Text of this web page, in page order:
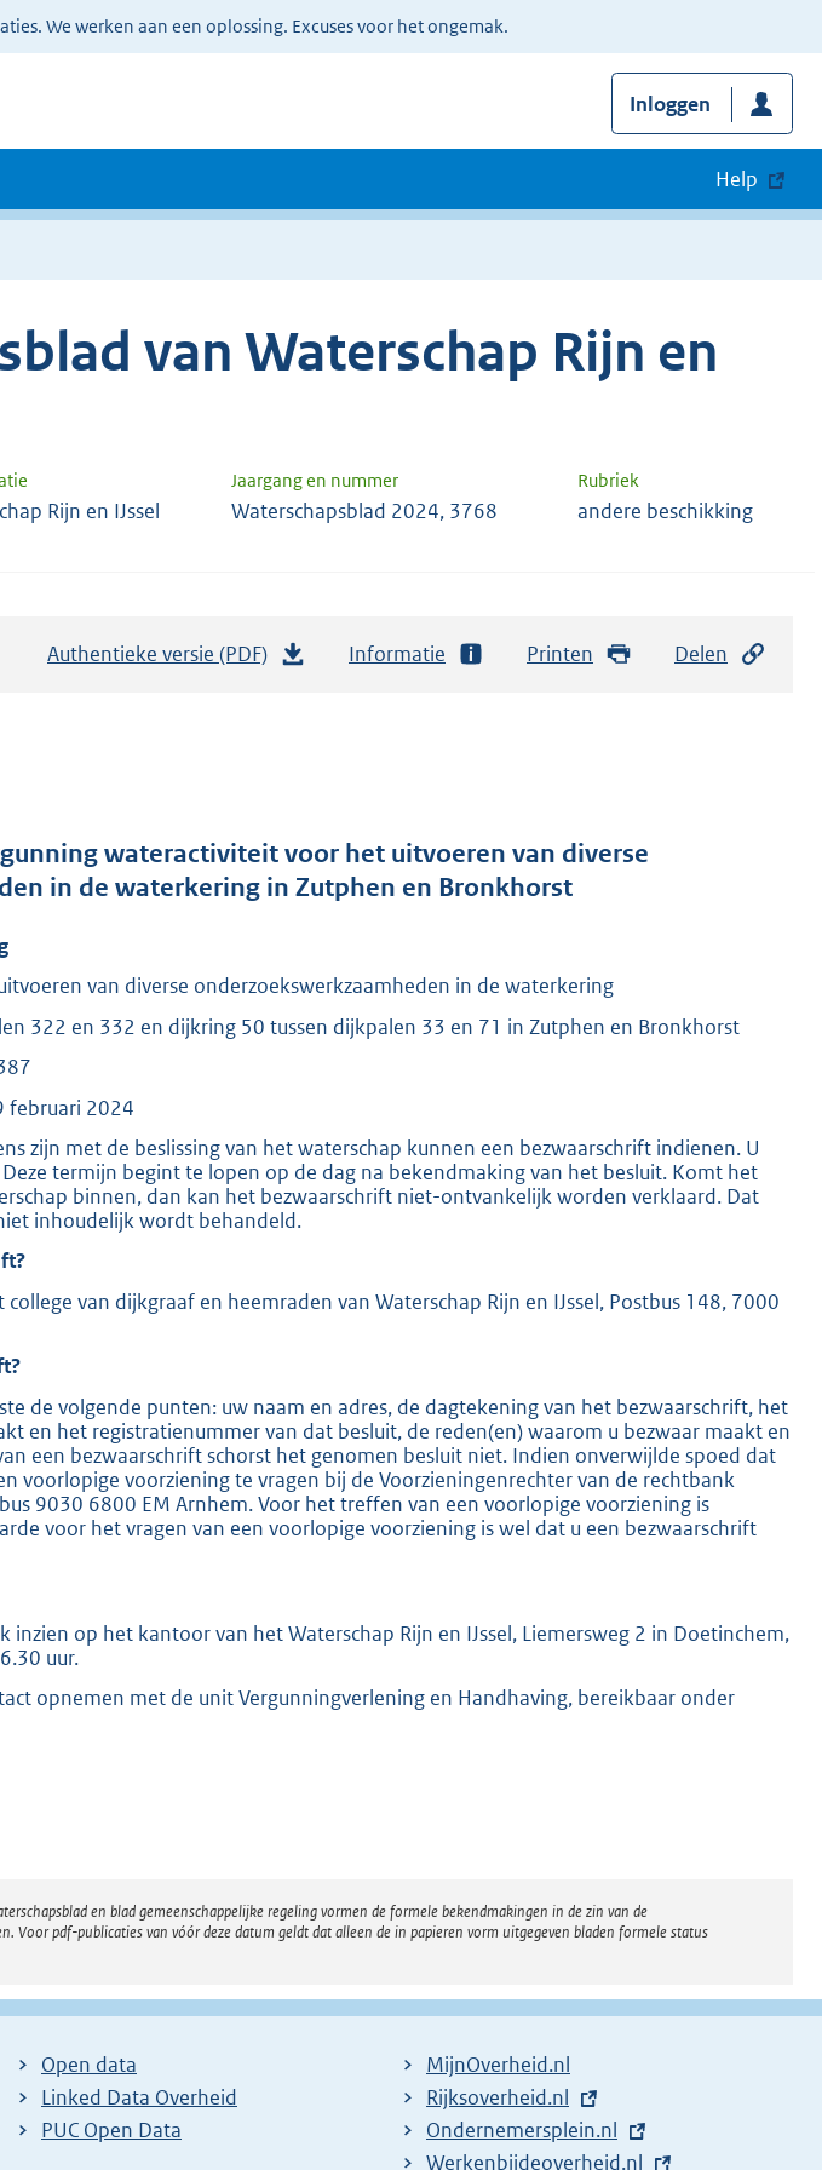
We werken aan een oplossing. Excuses voor het ongemak.
Inloggen
Help
van Waterschap Rijn en
Jaargang en nummer Rubriek
Rijn en IJssel Waterschapsblad 2024, 3768 andere beschikking
Authentieke versie (PDF)
d
s
o
:
2
0
b
Informatie Printen Delen
wateractiviteit voor het uitvoeren van diverse
in de waterkering in Zutphen en Bronkhorst
van diverse onderzoekswerkzaamheden in de waterkering
322 en 332 en dijkring 50 tussen dijkpalen 33 en 71 in Zutphen en Bronkhorst
februari 2024
zijn met de beslissing van het waterschap kunnen een bezwaarschrift indienen. U
termijn begint te lopen op de dag na bekendmaking van het besluit. Komt het
binnen, dan kan het bezwaarschrift niet-ontvankelijk worden verklaard. Dat
inhoudelijk wordt behandeld.
van dijkgraaf en heemraden van Waterschap Rijn en IJssel, Postbus 148, 7000
de volgende punten: uw naam en adres, de dagtekening van het bezwaarschrift, het
en het registratienummer van dat besluit, de reden(en) waarom u bezwaar maakt en
een bezwaarschrift schorst het genomen besluit niet. Indien onverwijlde spoed dat
voorlopige voorziening te vragen bij de Voorzieningenrechter van de rechtbank
9030 6800 EM Arnhem. Voor het treffen van een voorlopige voorziening is
voor het vragen van een voorlopige voorziening is wel dat u een bezwaarschrift
inzien op het kantoor van het Waterschap Rijn en IJssel, Liemersweg 2 in Doetinchem,
uur.
opnemen met de unit Vergunningverlening en Handhaving, bereikbaar onder
en blad gemeenschappelijke regeling vormen de formele bekendmakingen in de zin van de
pdf-publicaties van vóór deze datum geldt dat alleen de in papieren vorm uitgegeven bladen formele status
Open data
Linked Data Overheid
PUC Open Data
MijnOverheid.nl
E
x
t
Rijksoverheid.nl
E
x
Ondernemersplein.nl
E
Werkenbijdeoverheid.nl